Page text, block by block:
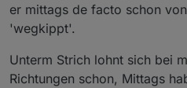
er mittags de facto schon
'wegkippt'.
Unterm Strich lohnt sich bei
Richtungen schon, Mittags